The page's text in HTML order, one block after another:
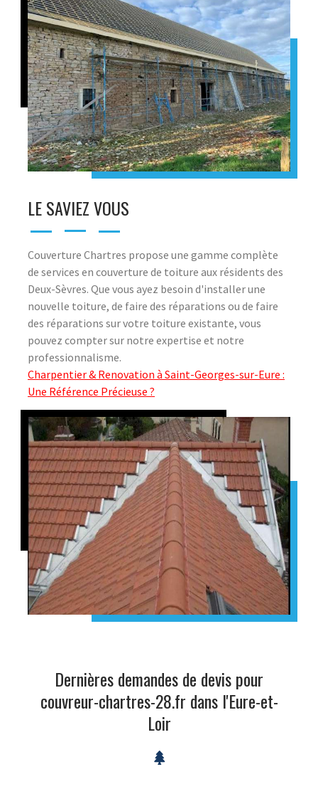
LE SAVIEZ VOUS
Couverture Chartres propose une gamme complète
de services en couverture de toiture aux résidents des
Deux-Sèvres. Que vous ayez besoin d'installer une
nouvelle toiture, de faire des réparations ou de faire
des réparations sur votre toiture existante, vous
pouvez compter sur notre expertise et notre
professionnalisme.
Charpentier & Renovation à Saint-Georges-sur-Eure :
Une Référence Précieuse ?
Dernières demandes de devis pour
couvreur-chartres-28.fr dans l'Eure-et-
Loir